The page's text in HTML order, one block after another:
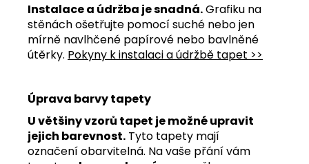
Instalace a údržba je snadná.Grafiku na
stěnách ošetřujte pomocí suché nebo jen
mírně navlhčené papírové nebo bavlněné
útěrky. Pokyny k instalaci a údržbě tapet >>
Úprava barvy tapety
U většiny vzorů tapet je možné upravit
jejich barevnost. Tyto tapety mají
označení obarvitelná. Na vaše přání vám